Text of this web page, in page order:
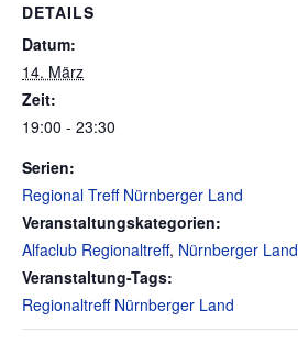
DETAILS
Datum:
14. März
Zeit:
19:00 - 23:30
Serien:
Regional Treff Nürnberger Land
Veranstaltungskategorien:
Alfaclub Regionaltreff, Nürnberger Land
Veranstaltung-Tags:
Regionaltreff Nürnberger Land